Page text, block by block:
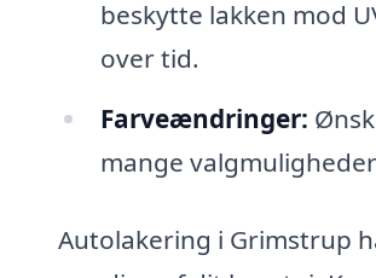
beskytte lakken mod
over tid.
Farveændringer:
mange
Autolakering i Grimstrup